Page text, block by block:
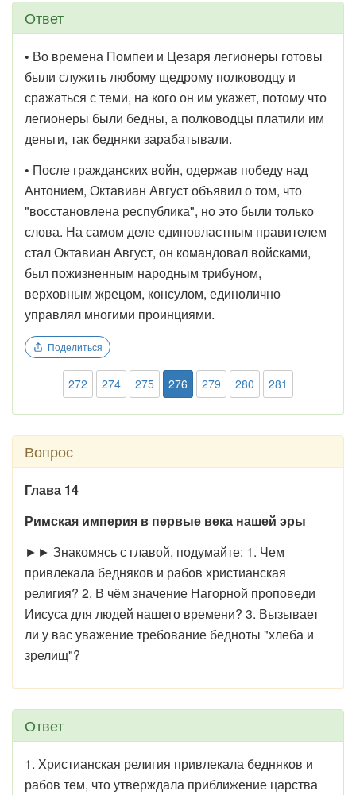
Ответ
• Во времена Помпеи и Цезаря легионеры готовы
были служить любому щедрому полководцу и
сражаться с теми, на кого он им укажет, потому что
легионеры были бедны, а полководцы платили им
деньги, так бедняки зарабатывали.
• После гражданских войн, одержав победу над
Антонием, Октавиан Август объявил о том, что
"восстановлена республика", но это были только
слова. На самом деле единовластным правителем
стал Октавиан Август, он командовал войсками,
был пожизненным народным трибуном,
верховным жрецом, консулом, единолично
управлял многими проинциями.
Поделиться
272 274 275 276 279 280 281
Вопрос
Глава 14
Римская империя в первые века нашей эры
►► Знакомясь с главой, подумайте: 1. Чем
привлекала бедняков и рабов христианская
религия? 2. В чём значение Нагорной проповеди
Иисуса для людей нашего времени? 3. Вызывает
ли у вас уважение требование бедноты "хлеба и
зрелищ"?
Ответ
1. Христианская религия привлекала бедняков и
рабов тем, что утверждала приближение царства